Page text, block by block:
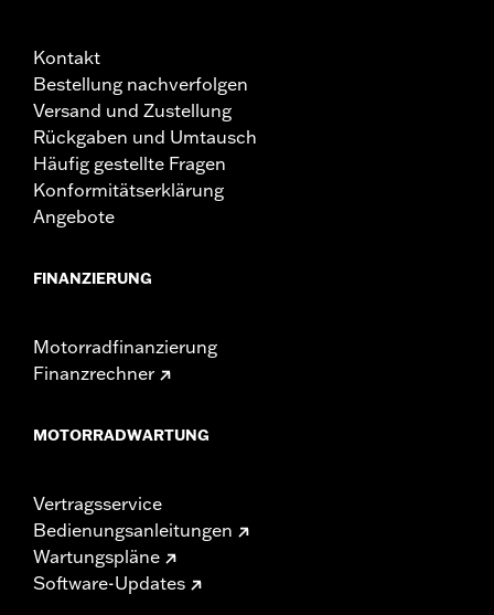
Kontakt
Bestellung nachverfolgen
Versand und Zustellung
Rückgaben und Umtausch
Häufig gestellte Fragen
Konformitätserklärung
Angebote
FINANZIERUNG
Motorradfinanzierung
Finanzrechner
MOTORRADWARTUNG
Vertragsservice
Bedienungsanleitungen
Wartungspläne
Software-Updates